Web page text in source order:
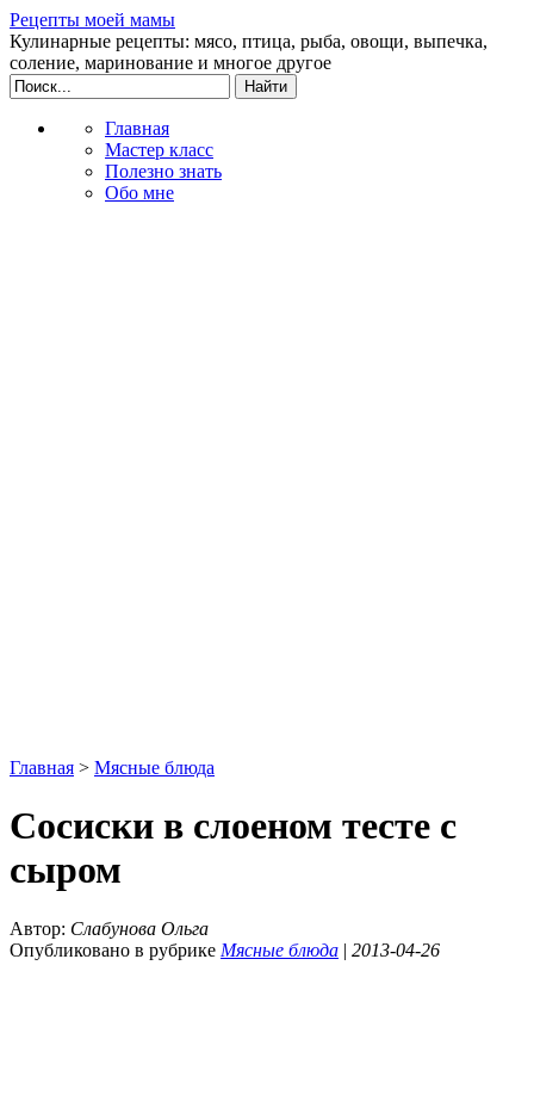
Рецепты моей мамы
Кулинарные рецепты: мясо, птица, рыба, овощи, выпечка,
соление, маринование и многое другое
Главная
Мастер класс
Полезно знать
Обо мне
Главная > Мясные блюда
Сосиски в слоеном тесте с
сыром
Автор: Слабунова Ольга
Опубликовано в рубрике Мясные блюда | 2013-04-26